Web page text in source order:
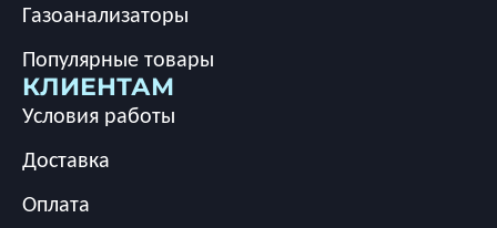
Газоанализаторы
Популярные товары
КЛИЕНТАМ
Условия работы
Доставка
Оплата